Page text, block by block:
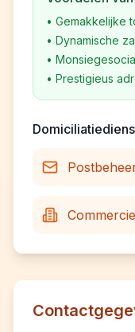
• Gemakkelijke
• Dynamische
•
• Prestigieus